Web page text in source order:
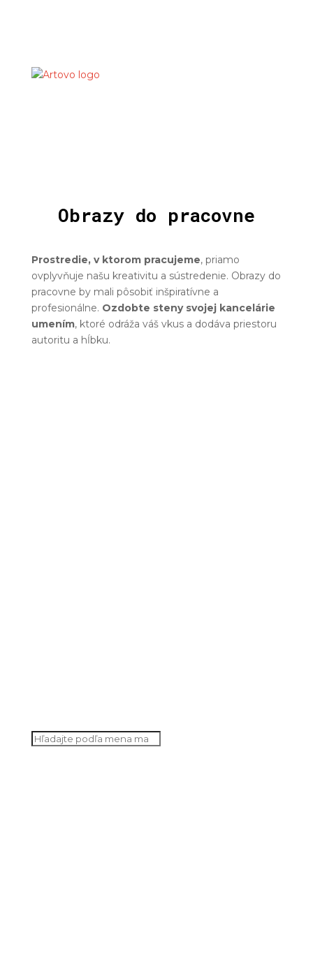
Obrazy do pracovne
Prostredie, v ktorom pracujeme, priamo
ovplyvňuje našu kreativitu a sústredenie. Obrazy do
pracovne by mali pôsobiť inšpiratívne a
profesionálne. Ozdobte steny svojej kancelárie
umením, ktoré odráža váš vkus a dodáva priestoru
autoritu a hĺbku.